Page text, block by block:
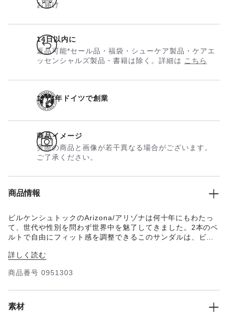
お届け
14日以内に
返品可能*セール品・福袋・シューケア製品・ケアエ
ッセンシャルズ製品・書籍は除く。詳細は こちら
1774年ドイツで創業
商品イメージ
実際の商品と画像が若干異なる場合がございます。
ご了承ください。
商品情報
ビルケンシュトックのArizona/アリゾナは何十年にもわたっ
て、世代や性別を問わず世界中を魅了してきました。2本のベ
ルトで自由にフィット感を調整できるこのサンダルは、ビル
りが良く高品質なスエードレザーを使用しています。フット
されており、足への負担を軽減してくれます。
詳しく読む
商品番号 0951303
素材